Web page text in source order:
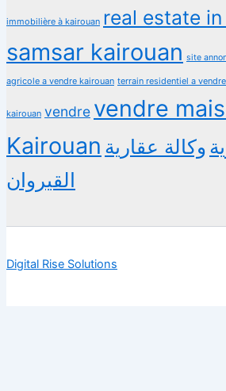
immobilière à kairouan real estate
samsar kairouan site
agricole a vendre kairouan terrain residentiel a
kairouan vendre vendre
Kairouan وكالة عقارية
القيروان
Digital Rise Solutions